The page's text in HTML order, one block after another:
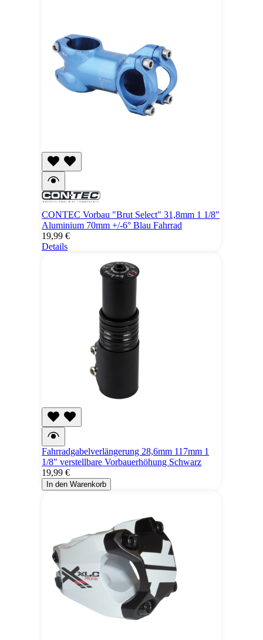
CONTEC Vorbau "Brut Select" 31,8mm 1 1/8"
Aluminium 70mm +/-6° Blau Fahrrad
19,99 €
Details
Fahrradgabelverlängerung 28,6mm 117mm 1
1/8" verstellbare Vorbauerhöhung Schwarz
19,99 €
In den Warenkorb